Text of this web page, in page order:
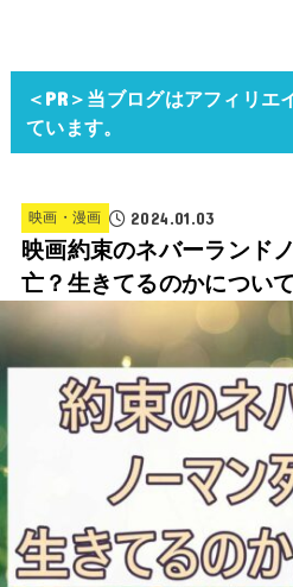
＜PR＞当ブログはアフィリエ
ています。
映画・漫画 2024.01.03
映画約束のネバーランド
亡？生きてるのかについ